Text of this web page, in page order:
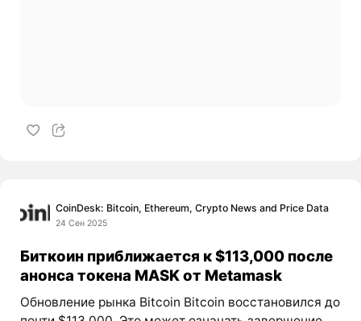
CoinDesk: Bitcoin, Ethereum, Crypto News and Price Data
24 Сен 2025
Биткоин приближается к $113,000 после
анонса токена MASK от Metamask
Обновление рынка Bitcoin Bitcoin восстановился до